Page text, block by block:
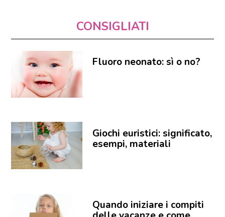
CONSIGLIATI
Fluoro neonato: sì o no?
Giochi euristici: significato,
esempi, materiali
Quando iniziare i compiti